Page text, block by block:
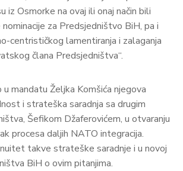
iz Osmorke na ovaj ili onaj način bili
za Predsjedništvo BiH, pa i
centrističkog lamentiranja i zalaganja
člana Predsjedništva“.
mandatu Željka Komšića njegova
i strateška saradnja sa drugim
Šefikom Džaferovićem, u otvaranju
procesa daljih NATO integracija.
takve strateške saradnje i u novoj
BiH o ovim pitanjima.